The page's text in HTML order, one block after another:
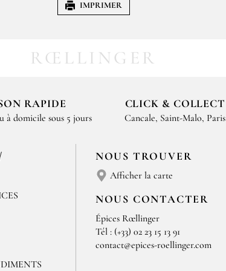
IMPRIMER
RŒLLINGER
RAPIDE
à domicile sous 5 jours
CLICK & COLLECT
Cancale, Saint-Malo, Paris
NOUS TROUVER
Afficher la carte
NOUS CONTACTER
Épices Rœllinger
Tél : (+33) 02 23 15 13 91
contact@epices-roellinger.com